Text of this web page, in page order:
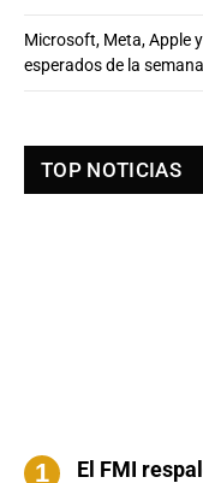
Microsoft, Meta, Apple
esperados de la semana
TOP NOTICIAS
El FMI